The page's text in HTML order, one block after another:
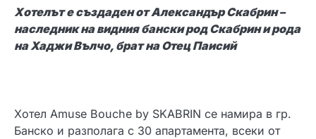
Хотелът е създаден от Александър Скабрин –
наследник на видния бански род Скабрин и рода
на Хаджи Вълчо, брат на Отец Паисий
Хотел Amuse Bouche by SKABRIN се намира в гр.
Банско и разполага с 30 апартамента, всеки от